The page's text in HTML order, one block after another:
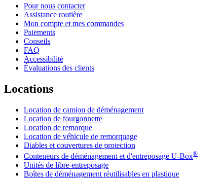
Pour nous contacter
Assistance routière
Mon compte et mes commandes
Paiements
Conseils
FAQ
Accessibilité
Évaluations des clients
Locations
Location de camion de déménagement
Location de fourgonnette
Location de remorque
Location de véhicule de remorquage
Diables et couvertures de protection
Conteneurs de déménagement et d'entreposage U-Box®
Unités de libre-entreposage
Boîtes de déménagement réutilisables en plastique